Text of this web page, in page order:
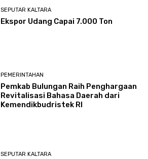
SEPUTAR KALTARA
Ekspor Udang Capai 7.000 Ton
PEMERINTAHAN
Pemkab Bulungan Raih Penghargaan
Revitalisasi Bahasa Daerah dari
Kemendikbudristek RI
SEPUTAR KALTARA